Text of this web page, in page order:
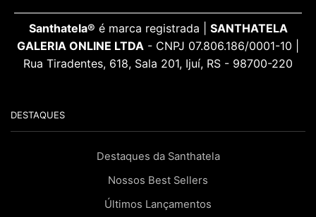
Santhatela® é marca registrada | SANTHATELA
GALERIA ONLINE LTDA - CNPJ 07.806.186/0001-10 |
Rua Tiradentes, 618, Sala 201, Ijuí, RS - 98700-220
DESTAQUES
Destaques da Santhatela
Nossos Best Sellers
Últimos Lançamentos